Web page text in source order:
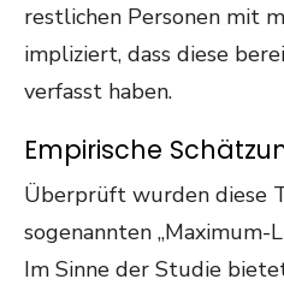
restlichen Personen mit
impliziert, dass diese
verfasst haben.
Empirische
Überprüft wurden diese
sogenannten „Maximum-
Im Sinne der Studie